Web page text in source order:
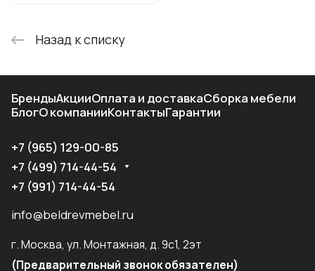
Назад к списку
БрендыАкцииОплата и доставкаСборка мебели
БлогО компанииКонтактыГарантии
+7 (965) 129-00-85
+7 (499) 714-44-54
+7 (991) 714-44-54
info@beldrevmebel.ru
г. Москва, ул. Монтажная, д. 9с1, 2эт
(Предварительный звонок обязателен)